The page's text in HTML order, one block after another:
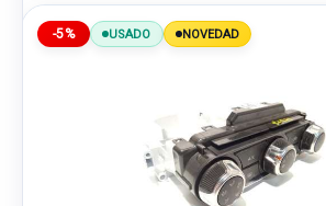
-5% USADO NOVEDAD